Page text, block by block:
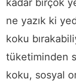
ne yazık ki
koku
tüketiminden
koku, sosyal